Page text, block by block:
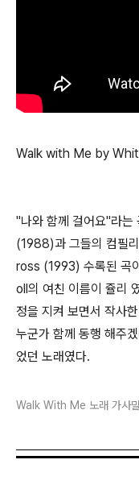
Walk with Me by
"나와 함께 걸어요"라
(1988)과 그들의 컴필
ross (1993) 수록된 곡
oll의 여친 이름이 쥴리
정을 지켜 보면서 작사
누군가 함께 동행 해주
었던 노래였다.
Walk With Me 노래 가사